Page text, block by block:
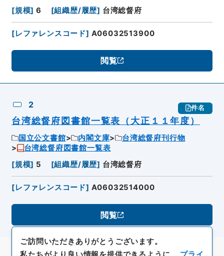
[規模] 6 [組織歴/履歴] 台湾総督府
[レファレンスコード] A06032513900
閲覧
2 件名
台湾総督府図書館一覧表（大正１１年度）
国立公文書館 内閣文庫
台湾総督府刊行物
台湾総督府図書館一覧表
[規模] 5 [組織歴/履歴] 台湾総督府
[レファレンスコード] A06032514000
閲覧
ご訪問いただきありがとうございます。